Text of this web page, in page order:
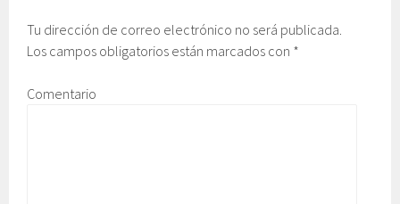
Tu dirección de correo electrónico no será publicada.
Los campos obligatorios están marcados con *
Comentario